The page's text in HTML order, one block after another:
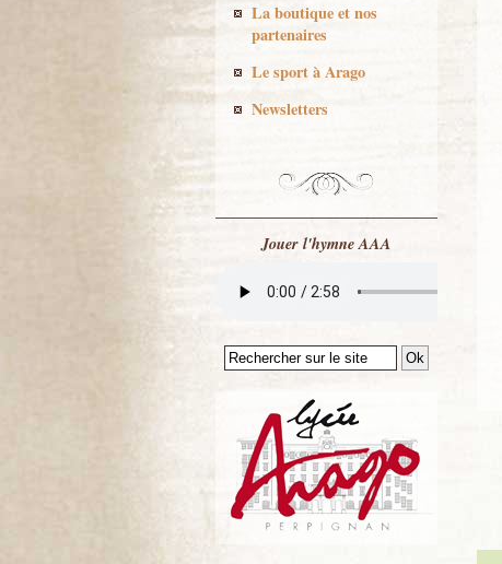
La boutique et nos
partenaires
Le sport à Arago
Newsletters
Jouer l'hymne AAA